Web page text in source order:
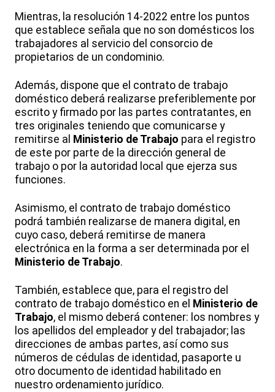
Mientras, la resolución 14-2022 entre los puntos
que establece señala que no son domésticos los
trabajadores al servicio del consorcio de
propietarios de un condominio.
Además, dispone que el contrato de trabajo
doméstico deberá realizarse preferiblemente por
escrito y firmado por las partes contratantes, en
tres originales teniendo que comunicarse y
remitirse al Ministerio de Trabajo para el registro
de este por parte de la dirección general de
trabajo o por la autoridad local que ejerza sus
funciones.
Asimismo, el contrato de trabajo doméstico
podrá también realizarse de manera digital, en
cuyo caso, deberá remitirse de manera
electrónica en la forma a ser determinada por el
Ministerio de Trabajo.
También, establece que, para el registro del
contrato de trabajo doméstico en el Ministerio de
Trabajo, el mismo deberá contener: los nombres y
los apellidos del empleador y del trabajador; las
direcciones de ambas partes, así como sus
números de cédulas de identidad, pasaporte u
otro documento de identidad habilitado en
nuestro ordenamiento jurídico.